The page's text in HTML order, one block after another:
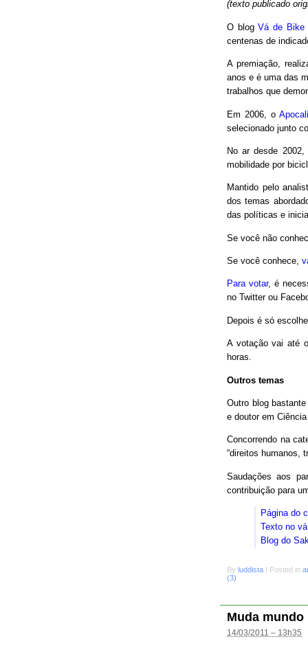
(texto publicado
O blogVá de Bike
centenas de
A premiação,
anos e é uma das
trabalhos que
Em 2006, o
selecionado junto
No ar desde
mobilidade por
Mantido pelo
dos temas
das políticas e
Se você não
Se você conhece,
Para votar, é
no Twitter ou
Depois é só
A votação vai até
horas.
Outros temas
Outro blog
e doutor em
Concorrendo na
“direitos humanos,
Saudações aos
contribuição para
Página do
Texto no
Blog do
By luddista Posted in
(3)
Muda mundo
14/03/2011 – 13h35